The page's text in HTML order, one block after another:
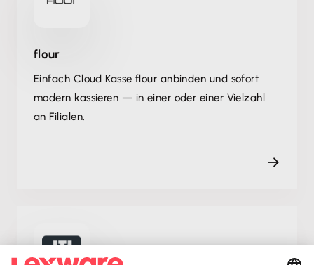
flour
Einfach Cloud Kasse flour anbinden und sofort
modern kassieren — in einer oder einer Vielzahl
an Filialen.